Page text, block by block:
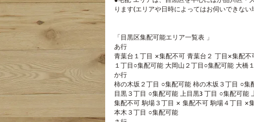
ります(エリアや日時によってはお伺いできない
「目黒区集配可能エリア一覧表 」
あ行
青葉台１丁目 ×集配不可 青葉台２ 丁目×集配
１丁目○集配可能 大岡山２丁目○集配可能 大橋
か行
柿の木坂２丁目 ○集配可能 柿の木坂３丁目 ○
目黒３丁目 ○集配可能 上目黒3 丁目 ○集配可
集配不可 駒場３丁目 × 集配不可 駒場４丁目 ×
本木３丁目 ○集配可能